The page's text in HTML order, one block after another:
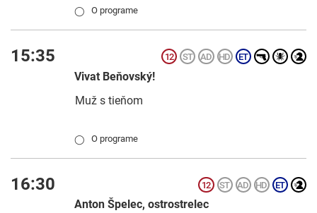
◯ O programe
15:35
Vivat Beňovský!
Muž s tieňom
◯ O programe
16:30
Anton Špelec, ostrostrelec